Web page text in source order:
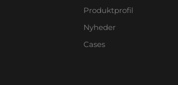
Produktprofil
Nyheder
Cases